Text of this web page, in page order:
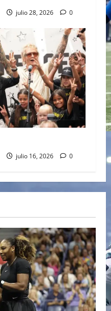
julio 28, 2026 0
julio 16, 2026 0